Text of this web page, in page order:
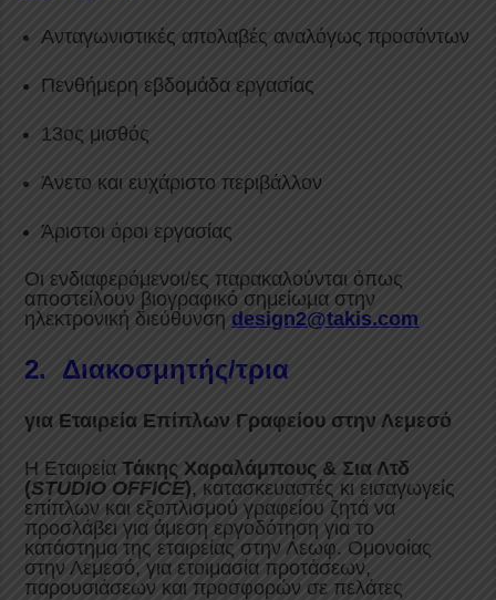
Ανταγωνιστικές απολαβές αναλόγως προσόντων
Πενθήμερη εβδομάδα εργασίας
13ος μισθός
Άνετο και ευχάριστο περιβάλλον
Άριστοι όροι εργασίας
Οι ενδιαφερόμενοι/ες παρακαλούνται όπως
αποστείλουν βιογραφικό σημείωμα στην
ηλεκτρονική διεύθυνση design2@takis.com
2. Διακοσμητής/τρια
για Εταιρεία Επίπλων Γραφείου στην Λεμεσό
Η ΕταιρείαΤάκης Χαραλάμπους & Σια Λτδ
(STUDIO OFFICE), κατασκευαστές κι εισαγωγείς
επίπλων και εξοπλισμού γραφείου ζητά να
προσλάβει για άμεση εργοδότηση για το
κατάστημα της εταιρείας στην Λεωφ. Ομονοίας
στην Λεμεσό, για ετοιμασία προτάσεων,
παρουσιάσεων και προσφορών σε πελάτες